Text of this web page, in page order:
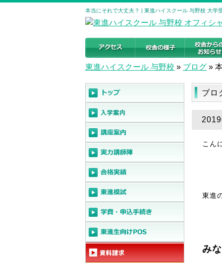
本当にそれで大丈夫？ | 東進ハイスクール 与野校 大学
東進ハイスクール 与野校 » ブログ »
ブロ
こん
東進
み